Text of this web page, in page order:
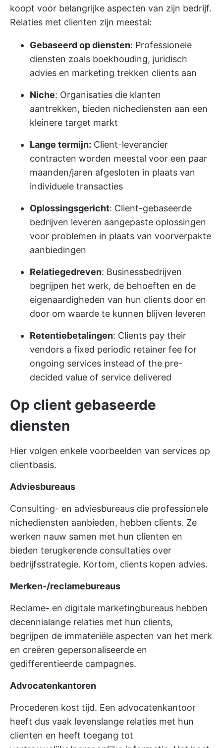
koopt voor belangrijke aspecten van zijn bedrijf.
Relaties met clienten zijn meestal:
Gebaseerd op diensten: Professionele
diensten zoals boekhouding, juridisch
advies en marketing trekken clients aan
Niche: Organisaties die klanten
aantrekken, bieden nichediensten aan een
kleinere target markt
Lange termijn: Client-leverancier
contracten worden meestal voor een paar
maanden/jaren afgesloten in plaats van
individuele transacties
Oplossingsgericht: Client-gebaseerde
bedrijven leveren aangepaste oplossingen
voor problemen in plaats van voorverpakte
aanbiedingen
Relatiegedreven: Businessbedrijven
begrijpen het werk, de behoeften en de
eigenaardigheden van hun clients door en
door om waarde te kunnen blijven leveren
Retentiebetalingen: Clients pay their
vendors a fixed periodic retainer fee for
ongoing services instead of the pre-
decided value of service delivered
Op client gebaseerde
diensten
Hier volgen enkele voorbeelden van services op
clientbasis.
Adviesbureaus
Consulting- en adviesbureaus die professionele
nichediensten aanbieden, hebben clients. Ze
werken nauw samen met hun clienten en
bieden terugkerende consultaties over
bedrijfsstrategie. Kortom, clients kopen advies.
Merken-/reclamebureaus
Reclame- en digitale marketingbureaus hebben
decennialange relaties met hun clients,
begrijpen de immateriële aspecten van het merk
en creëren gepersonaliseerde en
gedifferentieerde campagnes.
Advocatenkantoren
Procederen kost tijd. Een advocatenkantoor
heeft dus vaak levenslange relaties met hun
clienten en heeft toegang tot